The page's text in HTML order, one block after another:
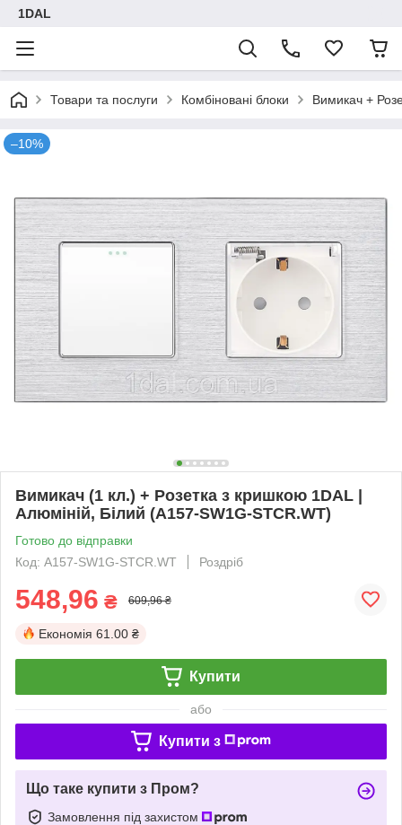
1DAL
Товари та послуги Комбіновані блоки Вимикач +
–10%
Вимикач (1 кл.) + Розетка з кришкою 1DAL |
Алюміній, Білий (A157-SW1G-STCR.WT)
Готово до відправки
Код: A157-SW1G-STCR.WT
Роздріб
548,96 ₴ 609,96 ₴
Економія 61.00 ₴
Купити
або
Купити з
Що таке купити з Пром?
Замовлення під захистом